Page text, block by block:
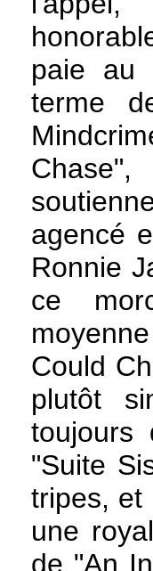
paie au
terme
agencé
Ronnie
ce
Could
plutôt
toujours
"Suite
tripes, et
une
de "An